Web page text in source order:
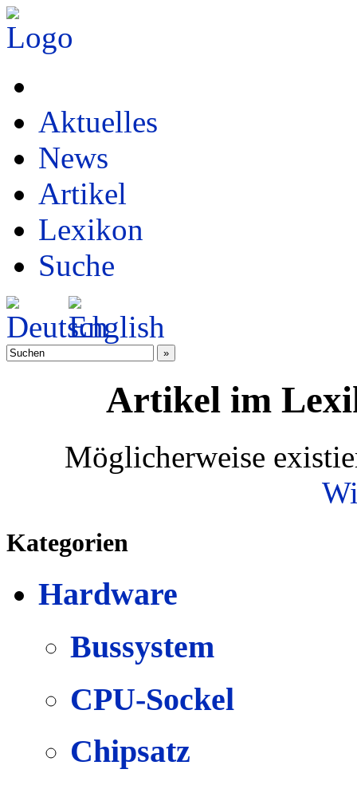
Aktuelles
News
Artikel
Lexikon
Suche
Artikel im
Möglicherweise
Kategorien
Hardware
Bussystem
CPU-Sockel
Chipsatz